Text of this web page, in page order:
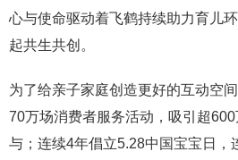
心与使命驱动着飞鹤持续助力育儿
起共生共创。
为了给亲子家庭创造更好的互动空
70万场消费者服务活动，吸引超
与；连续4年倡立5.28中国宝宝日，